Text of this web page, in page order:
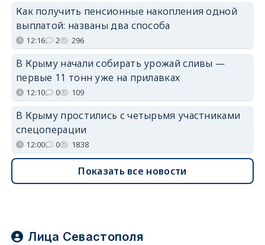
Как получить пенсионные накопления одной
выплатой: названы два способа
12:16 2 296
В Крыму начали собирать урожай сливы —
первые 11 тонн уже на прилавках
12:10 0 109
В Крыму простились с четырьмя участниками
спецоперации
12:00 0 1838
Показать все новости
Лица Севастополя